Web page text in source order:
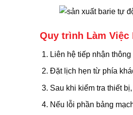
Quy trình Làm Việc
Liên hệ tiếp nhận
Đặt lịch hẹn từ phía
Sau khi kiểm tra thiết
Nếu lỗi phần bảng